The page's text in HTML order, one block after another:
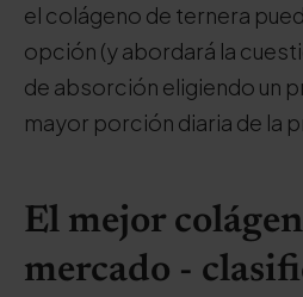
el colágeno de ternera
opción (y abordará la
de absorción eligiendo un
mayor porción diaria de la
El mejor
mercado -